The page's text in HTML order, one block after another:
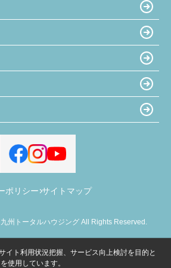
ポリシー サイトマップ
州トータルハウジング All Rights Reserved.
イト利用状況把握、サービス向上検討を目的と
使用しています。